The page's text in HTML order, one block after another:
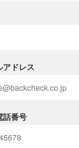
アドレス
話番号